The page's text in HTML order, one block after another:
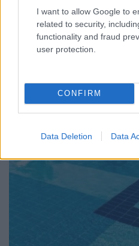
I want to allow Google to
related to security,
functionality and fraud
user protection.
CONFIRM
Data Deletion Data
ΕΛΛΑΔΑ
Φινόπουλου από
έκκληση του Δήμου
8/08/2026 - 8:54μμ